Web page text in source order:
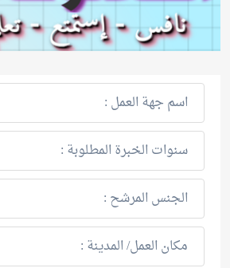
اسم جهة العمل :
سنوات الخبرة المطلوبة :
الجنس المرشح :
مكان العمل/ المدينة :